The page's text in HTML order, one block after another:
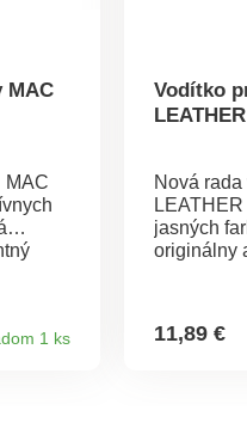
MAC
MAC
1 ks
Vodítko
LEATHER
Nová
jasných
originálny
karabínu. Vhodná pre
11,89 €